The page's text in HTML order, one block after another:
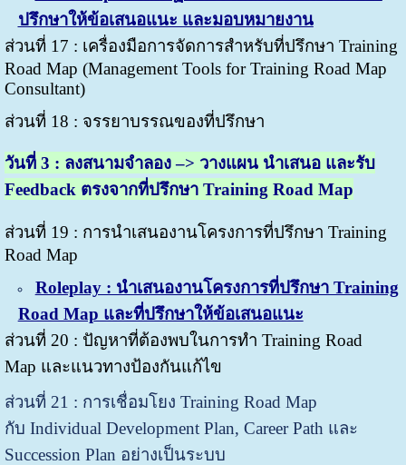
ปรึกษาให้ข้อเสนอแนะ และมอบหมายงาน
ส่วนที่ 17 : เครื่องมือการจัดการสำหรับที่ปรึกษา Training
Road Map (Management Tools for Training Road Map
Consultant)
ส่วนที่ 18 : จรรยาบรรณของที่ปรึกษา
วันที่3 : ลงสนามจำลอง –> วางแผน นำเสนอ และรับ
Feedback ตรงจากที่ปรึกษา Training Road Map
ส่วนที่ 19 : การนำเสนองานโครงการที่ปรึกษา Training
Road Map
Roleplay : นำเสนองานโครงการที่ปรึกษา Training
Road Map และที่ปรึกษาให้ข้อเสนอแนะ
ส่วนที่ 20 : ปัญหาที่ต้องพบในการทำ Training Road
Map และแนวทางป้องกันแก้ไข
ส่วนที่ 21 : การเชื่อมโยง Training Road Map
กับ Individual Development Plan, Career Path และ
Succession Plan อย่างเป็นระบบ